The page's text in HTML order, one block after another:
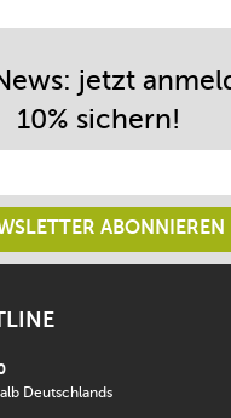
jetzt
10% sichern!
ABONNIEREN
Deutschlands